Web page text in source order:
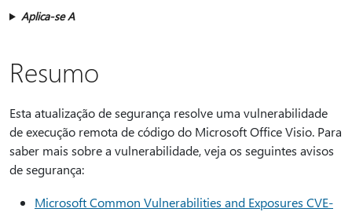
Aplica-se A
Resumo
Esta atualização de segurança resolve uma vulnerabilidade
de execução remota de código do Microsoft Office Visio. Para
saber mais sobre a vulnerabilidade, veja os seguintes avisos
de segurança:
Microsoft Common Vulnerabilities and Exposures CVE-